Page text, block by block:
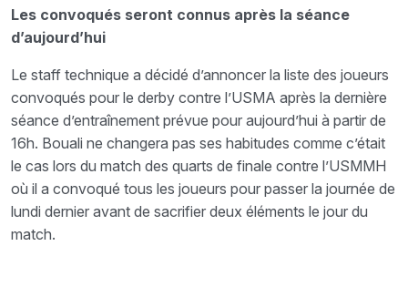
Les convoqués seront connus après la séance
d’aujourd’hui
Le staff technique a décidé d’annoncer la liste des joueurs
convoqués pour le derby contre l’USMA après la dernière
séance d’entraînement prévue pour aujourd’hui à partir de
16h. Bouali ne changera pas ses habitudes comme c’était
le cas lors du match des quarts de finale contre l’USMMH
où il a convoqué tous les joueurs pour passer la journée de
lundi dernier avant de sacrifier deux éléments le jour du
match.